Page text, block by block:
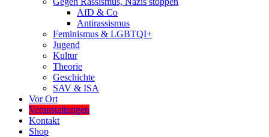
AfD & Co
Antirassismus
Feminismus & LGBTQI+
Jugend
Kultur
Theorie
Geschichte
SAV & ISA
Vor Ort
Veranstaltungen
Kontakt
Shop